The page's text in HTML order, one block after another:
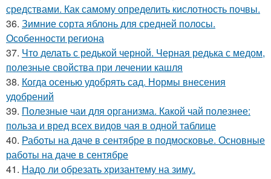
средствами. Как самому определить кислотность почвы.
36. Зимние сорта яблонь для средней полосы.
Особенности региона
37. Что делать с редькой черной. Черная редька с медом,
полезные свойства при лечении кашля
38. Когда осенью удобрять сад. Нормы внесения
удобрений
39. Полезные чаи для организма. Какой чай полезнее:
польза и вред всех видов чая в одной таблице
40. Работы на даче в сентябре в подмосковье. Основные
работы на даче в сентябре
41. Надо ли обрезать хризантему на зиму.